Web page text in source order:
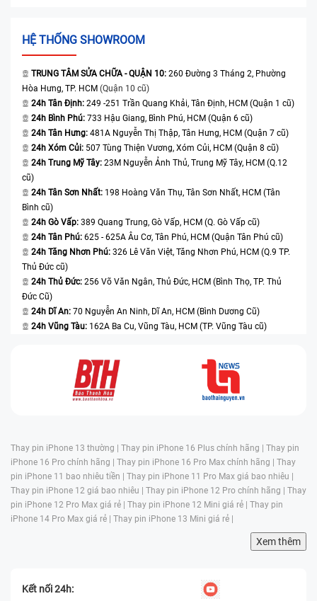
HỆ THỐNG SHOWROOM
TRUNG TÂM SỬA CHỮA - QUẬN 10: 260 Đường 3 Tháng 2, Phường
Hòa Hưng, TP. HCM (Quận 10 cũ)
24h Tân Định: 249 -251 Trần Quang Khải, Tân Định, HCM (Quận 1 cũ)
24h Bình Phú: 733 Hậu Giang, Bình Phú, HCM (Quận 6 cũ)
24h Tân Hưng: 481A Nguyễn Thị Thập, Tân Hưng, HCM (Quận 7 cũ)
24h Xóm Củi: 507 Tùng Thiện Vương, Xóm Củi, HCM (Quận 8 cũ)
24h Trung Mỹ Tây: 23M Nguyễn Ảnh Thủ, Trung Mỹ Tây, HCM (Q.12
cũ)
24h Tân Sơn Nhất: 198 Hoàng Văn Thụ, Tân Sơn Nhất, HCM (Tân
Bình cũ)
24h Gò Vấp: 389 Quang Trung, Gò Vấp, HCM (Q. Gò Vấp cũ)
24h Tân Phú: 625 - 625A Âu Cơ, Tân Phú, HCM (Quận Tân Phú cũ)
24h Tăng Nhơn Phú: 326 Lê Văn Việt, Tăng Nhơn Phú, HCM (Q.9 TP.
Thủ Đức cũ)
24h Thủ Đức: 256 Võ Văn Ngân, Thủ Đức, HCM (Bình Thọ, TP. Thủ
Đức Cũ)
24h Dĩ An: 70 Nguyễn An Ninh, Dĩ An, HCM (Bình Dương Cũ)
24h Vũng Tàu: 162A Ba Cu, Vũng Tàu, HCM (TP. Vũng Tàu cũ)
Thay pin iPhone 13 thường | Thay pin iPhone 16 Plus chính hãng | Thay pin
iPhone 16 Pro chính hãng | Thay pin iPhone 16 Pro Max chính hãng | Thay
pin iPhone 11 bao nhiêu tiền | Thay pin iPhone 11 Pro Max giá bao nhiêu |
Thay pin iPhone 12 giá bao nhiêu | Thay pin iPhone 12 Pro chính hãng | Thay
pin iPhone 12 Pro Max giá rẻ | Thay pin iPhone 12 Mini giá rẻ | Thay pin
iPhone 14 Pro Max giá rẻ | Thay pin iPhone 13 Mini giá rẻ |
Xem thêm
Kết nối 24h: